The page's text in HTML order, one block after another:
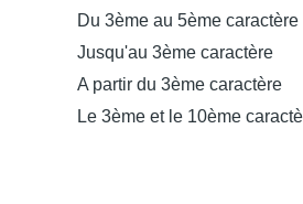
Du 3ème au 5ème caractère
Jusqu'au 3ème caractère
A partir du 3ème caractère
Le 3ème et le 10ème